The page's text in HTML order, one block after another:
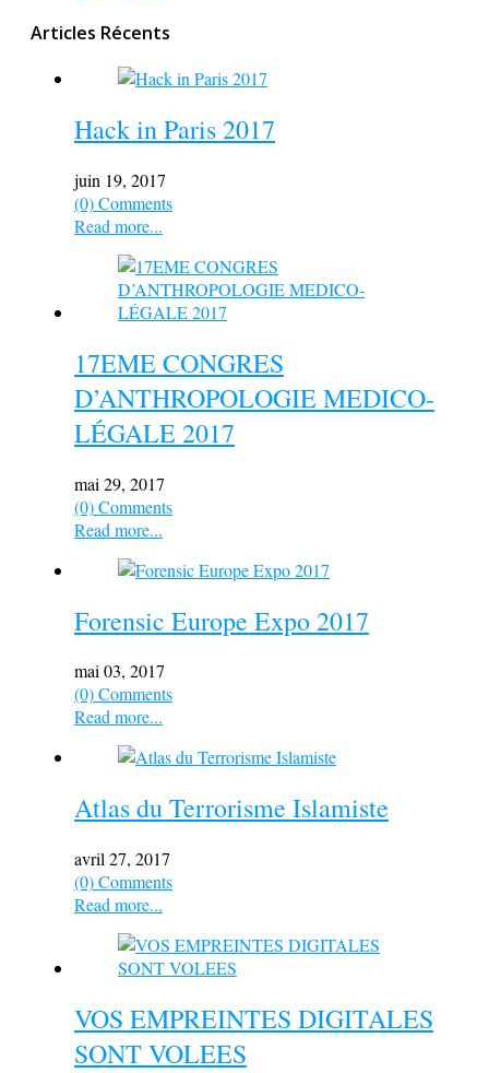
Articles Récents
Hack in Paris 2017
juin 19, 2017
(0) Comments
Read more...
17EME CONGRES
D’ANTHROPOLOGIE MEDICO-
LÉGALE 2017
mai 29, 2017
(0) Comments
Read more...
Forensic Europe Expo 2017
mai 03, 2017
(0) Comments
Read more...
Atlas du Terrorisme Islamiste
avril 27, 2017
(0) Comments
Read more...
VOS EMPREINTES DIGITALES
SONT VOLEES